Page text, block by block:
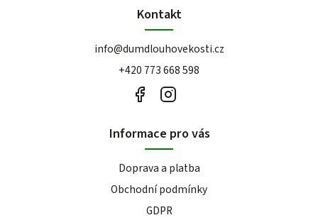
Kontakt
info@dumdlouhovekosti.cz
+420 773 668 598
Informace pro vás
Doprava a platba
Obchodní podmínky
GDPR